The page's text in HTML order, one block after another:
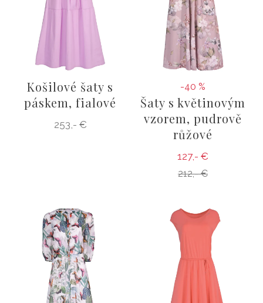
Košilové šaty s
páskem, fialové
253,- €
-40 %
Šaty s květinovým
vzorem, pudrově
růžové
127,- €
212,- €